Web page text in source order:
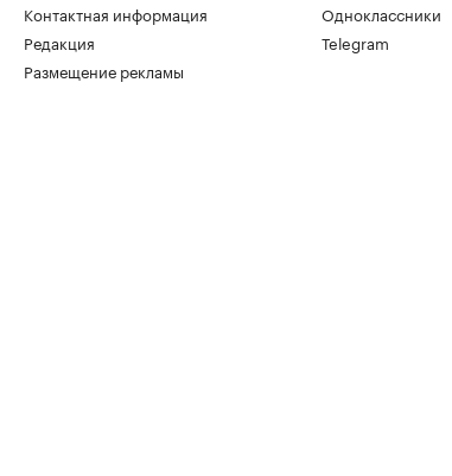
Контактная информация
Редакция
Размещение рекламы
Одноклассники
Telegram